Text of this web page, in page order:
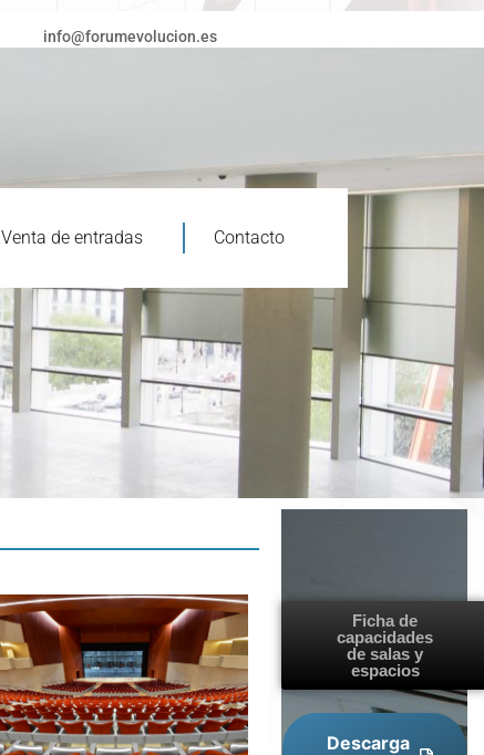
info@forumevolucion.es
Venta de entradas Contacto
Ficha de
capacidades
de salas y
espacios
Descarga